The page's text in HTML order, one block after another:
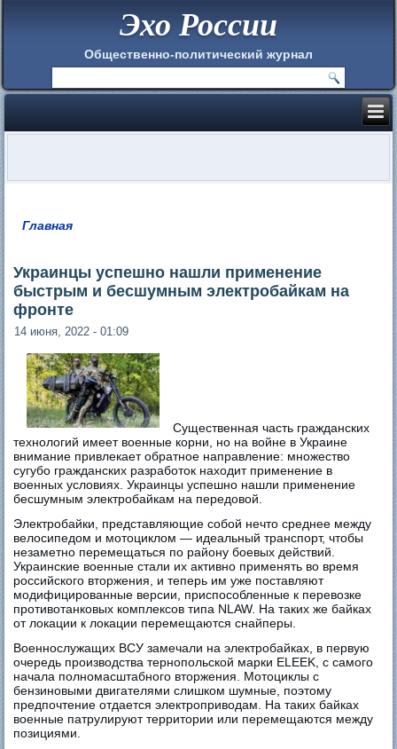
Эхо России
Общественно-политический журнал
Главная
Украинцы успешно нашли применение
быстрым и бесшумным электробайкам на
фронте
14 июня, 2022 - 01:09
Существенная часть гражданских
технологий имеет военные корни, но на войне в Украине
внимание привлекает обратное направление: множество
сугубо гражданских разработок находит применение в
военных условиях. Украинцы успешно нашли применение
бесшумным электробайкам на передовой.
Электробайки, представляющие собой нечто среднее между
велосипедом и мотоциклом — идеальный транспорт, чтобы
незаметно перемещаться по району боевых действий.
Украинские военные стали их активно применять во время
российского вторжения, и теперь им уже поставляют
модифицированные версии, приспособленные к перевозке
противотанковых комплексов типа NLAW. На таких же байках
от локации к локации перемещаются снайперы.
Военнослужащих ВСУ замечали на электробайках, в первую
очередь производства тернопольской марки ELEEK, с самого
начала полномасштабного вторжения. Мотоциклы с
бензиновыми двигателями слишком шумные, поэтому
предпочтение отдается электроприводам. На таких байках
военные патрулируют территории или перемещаются между
позициями.